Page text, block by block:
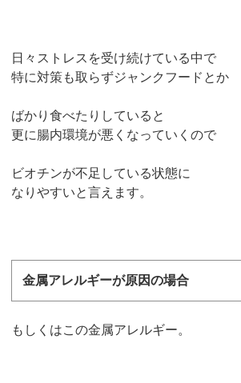
日々ストレスを受け続けている中で
特に対策も取らずジャンクフードとか
ばかり食べたりしていると
更に腸内環境が悪くなっていくので
ビオチンが不足している状態に
なりやすいと言えます。
金属アレルギーが原因の場合
もしくはこの金属アレルギー。